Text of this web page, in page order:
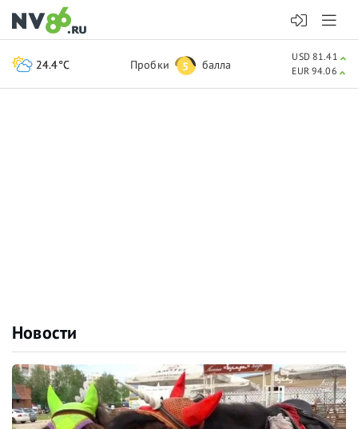
Новости
24.4°C Пробки 5 балла
USD 81.41
EUR 94.06